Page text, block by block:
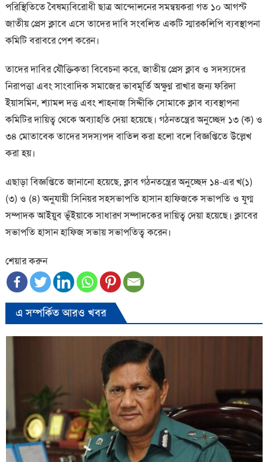
পরিস্থিতিতে বৈষম্যবিরোধী ছাত্র আন্দোলনের সমন্বয়করা গত ১০ আগস্ট
জাতীয় প্রেস ক্লাবে এসে তাদের দাবি সংবলিত একটি স্মারকলিপি ব্যবস্থাপনা
কমিটি বরাবরে পেশ করেন।
তাদের দাবির যৌক্তিকতা বিবেচনা করে, জাতীয় প্রেস ক্লাব ও সদস্যদের
নিরাপত্তা এবং সাংবাদিক সমাজের ভাবমূর্তি অক্ষুণ্ন রাখার জন্য ফরিদা
ইয়াসমিন, শ্যামল দত্ত এবং শাহনাজ সিদ্দীকি সোমাকে ক্লাব ব্যবস্থাপনা
কমিটির দায়িত্ব থেকে অব্যাহতি দেয়া হয়েছে। গঠনতন্ত্রের অনুচ্ছেদ ১৩ (ক) ও
৩৪ মোতাবেক তাদের সদস্যপদ বাতিল করা হলো বলে বিজ্ঞপ্তিতে উল্লেখ
করা হয়।
এছাড়া বিজ্ঞপ্তিতে জানানো হয়েছে, ক্লাব গঠনতন্ত্রের অনুচ্ছেদ ১৪-এর খ(১)
(৩) ও (৪) অনুযায়ী সিনিয়র সহসভাপতি হাসান হাফিজকে সভাপতি ও যুগ্ম
সম্পাদক আইয়ুব ভূঁইয়াকে সাধারণ সম্পাদকের দায়িত্ব দেয়া হয়েছে। ক্লাবের
সভাপতি হাসান হাফিজ সভায় সভাপতিত্ব করেন।
শেয়ার করুন
এ সম্পর্কিত আরও খবর